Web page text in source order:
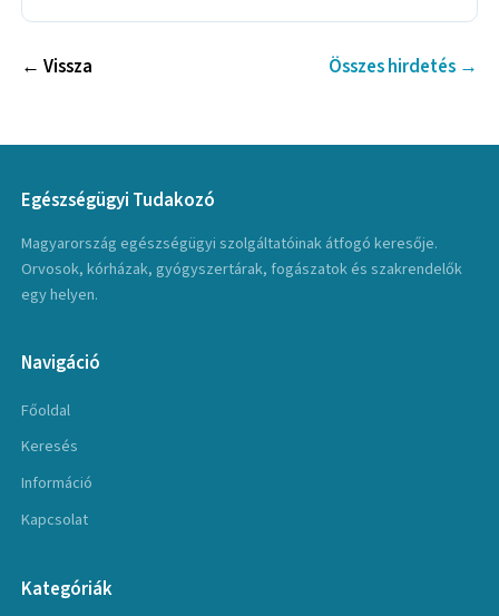
← Vissza Összes hirdetés →
Egészségügyi Tudakozó
Magyarország egészségügyi szolgáltatóinak átfogó keresője.
Orvosok, kórházak, gyógyszertárak, fogászatok és szakrendelők
egy helyen.
Navigáció
Főoldal
Keresés
Információ
Kapcsolat
Kategóriák